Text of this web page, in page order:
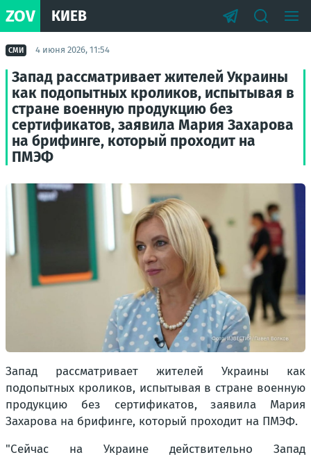
ZOV КИЕВ
СМИ 4 июня 2026, 11:54
Запад рассматривает жителей Украины
как подопытных кроликов, испытывая в
стране военную продукцию без
сертификатов, заявила Мария Захарова
на брифинге, который проходит на
ПМЭФ
Запад рассматривает жителей Украины как
подопытных кроликов, испытывая в стране военную
продукцию без сертификатов, заявила Мария
Захарова на брифинге, который проходит на ПМЭФ.
"Сейчас на Украине действительно Запад